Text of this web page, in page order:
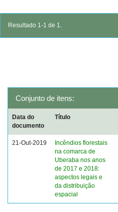
Resultado 1-1 de 1.
Conjunto de itens:
Data do
documento
Título
21-Out-2019
Incêndios florestais
na comarca de
Uberaba nos anos
de 2017 e 2018:
aspectos legais e
da distribuição
espacial